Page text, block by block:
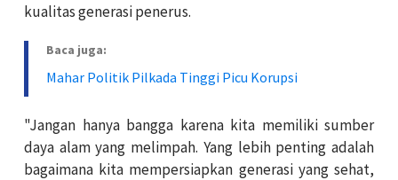
kualitas generasi penerus.
Baca juga:
Mahar Politik Pilkada Tinggi Picu Korupsi
"Jangan hanya bangga karena kita memiliki sumber
daya alam yang melimpah. Yang lebih penting adalah
bagaimana kita mempersiapkan generasi yang sehat,